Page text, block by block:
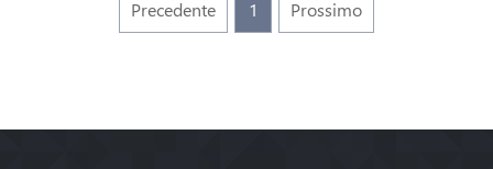
Precedente 1 Prossimo